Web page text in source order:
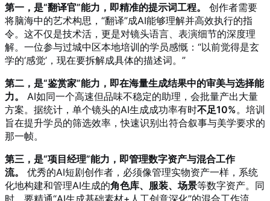
第一，是“翻译官”能力，即精准的提示词工程。
创作者需要
将脑海中的艺术构思，“翻译”成AI能够理解并高效执行的指
令。这不仅是技术活，更是对镜头语言、表演细节的深度理
解。一位参与过城中区本地培训的学员感慨：“以前觉得是玄
学的‘感觉’，现在要拆解成具体的描述词。”
第二，是“鉴赏家”能力，即在海量生成结果中的审美与选择能
力。
AI如同一个高速但品味不稳定的助理，会批量产出大量
方案。据统计，单个镜头的AI生成成功率有时不足10%。培训
旨在提升学员的筛选效率，快速识别出符合叙事与美学要求的
那一帧。
第三，是“项目经理”能力，即管理数字资产与混合工作
流。
优秀的AI短剧创作者，必须像管理实物资产一样，系统
化地构建和管理AI生成的角色库、服装、场景等数字资产。同
时，要精通“AI生成基础素材+人工创意深化”的混合工作流，